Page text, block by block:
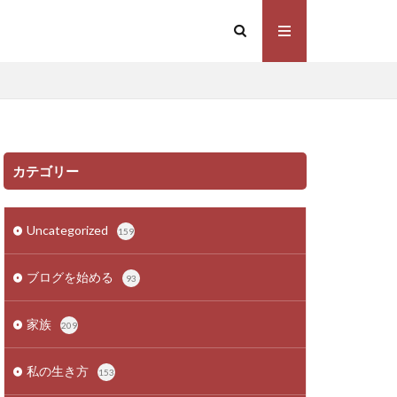
カテゴリー
Uncategorized 159
ブログを始める 93
家族 209
私の生き方 153